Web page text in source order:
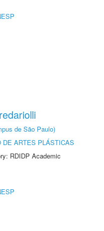
de São Paulo)
DE ARTES PLÁSTICAS
RDIDP Academic